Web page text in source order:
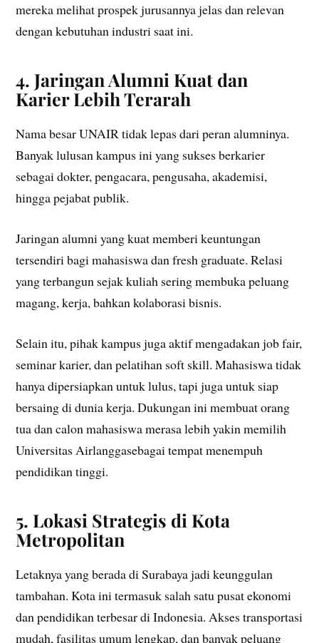
mereka melihat prospek jurusannya jelas dan relevan
dengan kebutuhan industri saat ini.
4. Jaringan Alumni Kuat dan
Karier Lebih Terarah
Nama besar UNAIR tidak lepas dari peran alumninya.
Banyak lulusan kampus ini yang sukses berkarier
sebagai dokter, pengacara, pengusaha, akademisi,
hingga pejabat publik.
Jaringan alumni yang kuat memberi keuntungan
tersendiri bagi mahasiswa dan fresh graduate. Relasi
yang terbangun sejak kuliah sering membuka peluang
magang, kerja, bahkan kolaborasi bisnis.
Selain itu, pihak kampus juga aktif mengadakan job fair,
seminar karier, dan pelatihan soft skill. Mahasiswa tidak
hanya dipersiapkan untuk lulus, tapi juga untuk siap
bersaing di dunia kerja. Dukungan ini membuat orang
tua dan calon mahasiswa merasa lebih yakin memilih
Universitas Airlanggasebagai tempat menempuh
pendidikan tinggi.
5. Lokasi Strategis di Kota
Metropolitan
Letaknya yang berada di Surabaya jadi keunggulan
tambahan. Kota ini termasuk salah satu pusat ekonomi
dan pendidikan terbesar di Indonesia. Akses transportasi
mudah, fasilitas umum lengkap, dan banyak peluang